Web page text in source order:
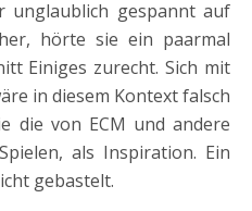
unglaublich gespannt auf
hörte sie ein paarmal
Einiges zurecht. Sich mit
in diesem Kontext falsch
die von ECM und andere
als Inspiration. Ein
gebastelt.